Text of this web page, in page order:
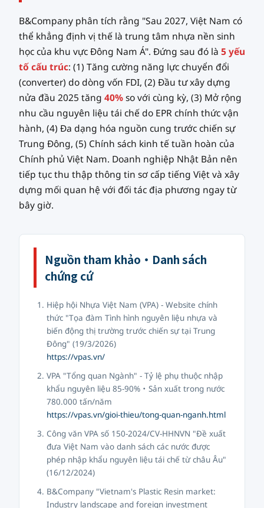
B&Company phân tích rằng "Sau 2027, Việt Nam có
thể khẳng định vị thế là trung tâm nhựa nền sinh
học của khu vực Đông Nam Á". Đứng sau đó là 5 yếu
tố cấu trúc: (1) Tăng cường năng lực chuyển đổi
(converter) do dòng vốn FDI, (2) Đầu tư xây dựng
nửa đầu 2025 tăng 40%so với cùng kỳ, (3) Mở rộng
nhu cầu nguyên liệu tái chế do EPR chính thức vận
hành, (4) Đa dạng hóa nguồn cung trước chiến sự
Trung Đông, (5) Chính sách kinh tế tuần hoàn của
Chính phủ Việt Nam. Doanh nghiệp Nhật Bản nên
tiếp tục thu thập thông tin sơ cấp tiếng Việt và xây
dựng mối quan hệ với đối tác địa phương ngay từ
bây giờ.
Nguồn tham khảo・Danh sách
chứng cứ
Hiệp hội Nhựa Việt Nam (VPA) - Website chính
thức "Tọa đàm Tình hình nguyên liệu nhựa và
biến động thị trường trước chiến sự tại Trung
Đông" (19/3/2026)
https://vpas.vn/
VPA "Tổng quan Ngành" - Tỷ lệ phụ thuộc nhập
khẩu nguyên liệu 85-90%・Sản xuất trong nước
780.000 tấn/năm
https://vpas.vn/gioi-thieu/tong-quan-nganh.html
Công văn VPA số 150-2024/CV-HHNVN "Đề xuất
đưa Việt Nam vào danh sách các nước được
phép nhập khẩu nguyên liệu tái chế từ châu Âu"
(16/12/2024)
B&Company "Vietnam's Plastic Resin market:
Industry landscape and foreign investment